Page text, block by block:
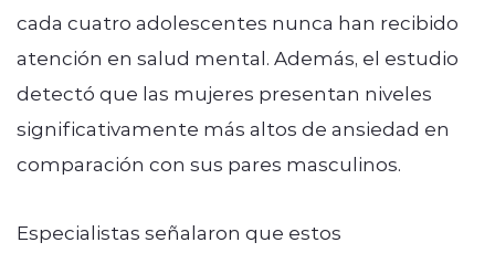
cada cuatro adolescentes nunca han recibido
atención en salud mental. Además, el estudio
detectó que las mujeres presentan niveles
significativamente más altos de ansiedad en
comparación con sus pares masculinos.
Especialistas señalaron que estos